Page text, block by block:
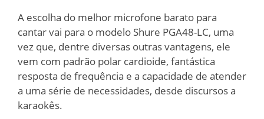
A escolha do melhor microfone barato para
cantar vai para o modelo Shure PGA48-LC, uma
vez que, dentre diversas outras vantagens, ele
vem com padrão polar cardioide, fantástica
resposta de frequência e a capacidade de atender
a uma série de necessidades, desde discursos a
karaokês.